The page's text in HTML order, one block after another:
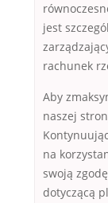
jest
rachunek
Aby
naszej
na
swoją
dotyczącą